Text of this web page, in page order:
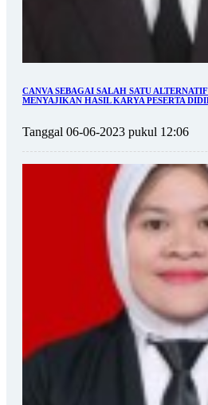
CANVA SEBAGAI SALAH SATU
MENYAJIKAN HASIL KARYA PESERTA
Tanggal 06-06-2023 pukul 12:06